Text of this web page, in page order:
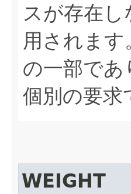
スが存在し
用されます
の一部で
個別の要求
WEIGHT